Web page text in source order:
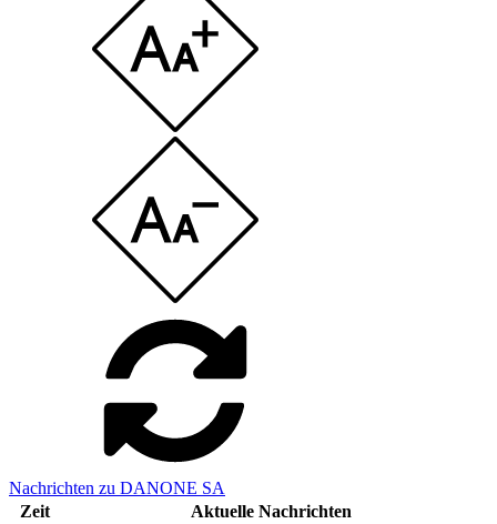
Nachrichten zu DANONE SA
Zeit
Aktuelle Nachrichten